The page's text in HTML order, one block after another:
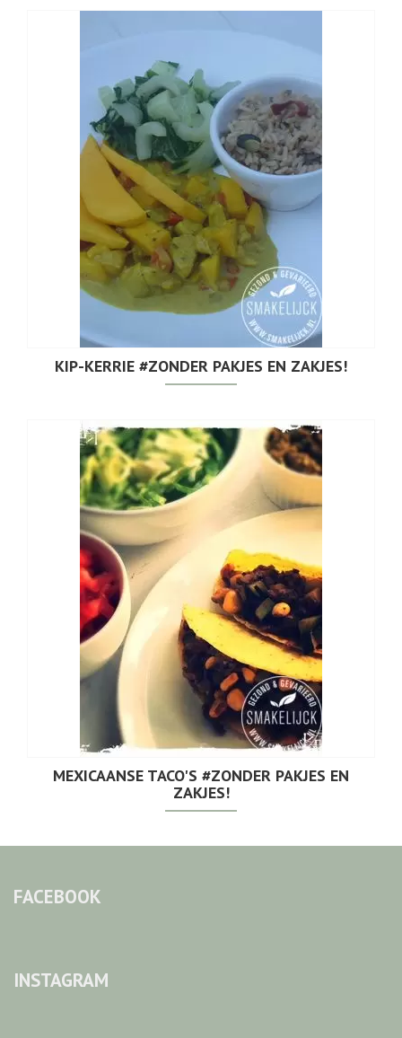
KIP-KERRIE #ZONDER PAKJES EN ZAKJES!
MEXICAANSE TACO'S #ZONDER PAKJES EN
ZAKJES!
FACEBOOK
INSTAGRAM